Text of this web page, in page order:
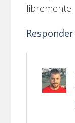
libremente
Responder